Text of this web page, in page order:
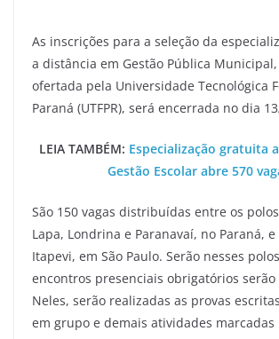
As inscrições para a seleção da
a distância em Gestão Pública
ofertada pela Universidade Tecnológica
Paraná (UTFPR), será encerrada no dia
LEIA TAMBÉM: Especialização gratuita
Gestão Escolar abre 570
São 150 vagas distribuídas entre os
Lapa, Londrina e Paranavaí, no Paraná,
Itapevi, em São Paulo. Serão nesses
encontros presenciais obrigatórios serão
Neles, serão realizadas as provas
em grupo e demais atividades marcadas